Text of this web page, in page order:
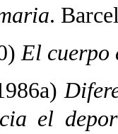
.
El cuerpo
el